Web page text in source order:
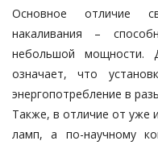
Основное отличие
накаливания –
небольшой мощности.
означает, что
энергопотребление в
Также, в отличие от уже
ламп, а по-научному